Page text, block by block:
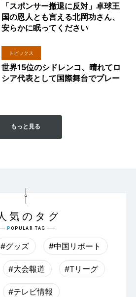
「スポンサー撤退に反対」卓球王
国の恩人とも言える北岡功さん、
安らかに眠ってください
トピックス
世界15位のシドレンコ、晴れてロ
シア代表として国際舞台でプレー
もっと見る
#グッズ #中国リポート
#大会報道 #Tリーグ
#テレビ情報